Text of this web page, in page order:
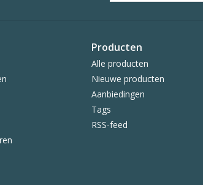
Producten
Alle producten
Nieuwe producten
Aanbiedingen
Tags
RSS-feed